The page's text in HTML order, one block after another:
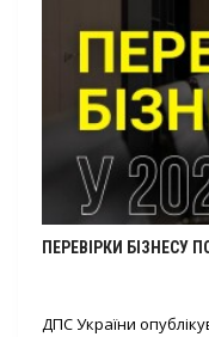
ПЕРЕВІРКИ БІЗНЕСУ
ДПС України